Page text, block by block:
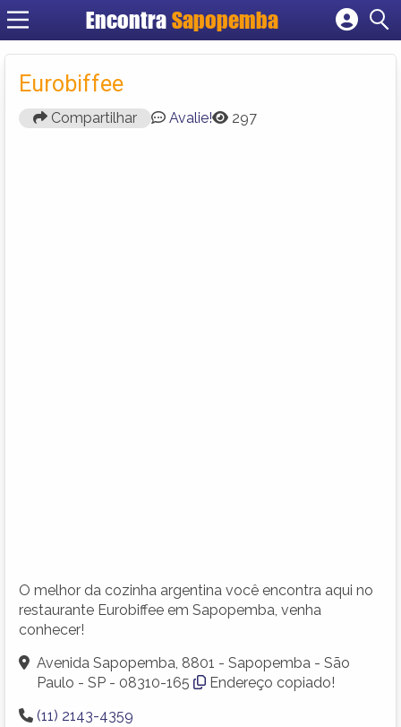
Encontra Sapopemba
Cadastrar empresa
Eurobiffee
Compartilhar Avalie! 297
O melhor da cozinha argentina você encontra aqui no
restaurante Eurobiffee em Sapopemba, venha
conhecer!
Avenida Sapopemba, 8801 - Sapopemba - São
Paulo - SP - 08310-165
Endereço copiado!
(11) 2143-4359